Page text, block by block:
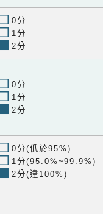
0分
1分
2分
0分
1分
2分
0分(低於95%)
1分(95.0%~99.9%)
2分(達100%)